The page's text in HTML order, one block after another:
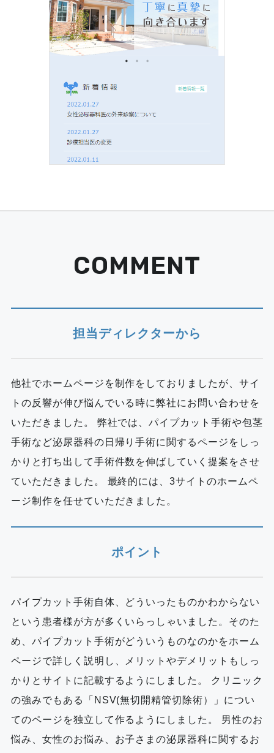
COMMENT
担当ディレクターから
他社でホームページを制作をしておりましたが、サイ
トの反響が伸び悩んでいる時に弊社にお問い合わせを
いただきました。 弊社では、パイプカット手術や包茎
手術など泌尿器科の日帰り手術に関するページをしっ
かりと打ち出して手術件数を伸ばしていく提案をさせ
ていただきました。 最終的には、3サイトのホームペ
ージ制作を任せていただきました。
ポイント
パイプカット手術自体、どういったものかわからない
という患者様が方が多くいらっしゃいました。そのた
め、パイプカット手術がどういうものなのかをホーム
ページで詳しく説明し、メリットやデメリットもしっ
かりとサイトに記載するようにしました。 クリニック
の強みでもある「NSV(無切開精管切除術）」につい
てのページを独立して作るようにしました。 男性のお
悩み、女性のお悩み、お子さまの泌尿器科に関するお